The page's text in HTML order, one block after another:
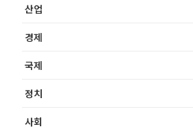
산업
경제
국제
정치
사회